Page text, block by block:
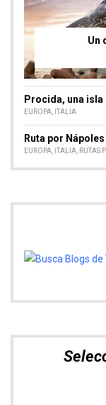
Un
Procida, una isla
EUROPA ITALIA
Ruta por
EUROPA ITALIA RUTAS